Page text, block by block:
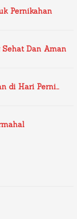
Pernikahan
Dan Aman
di Hari Perni…